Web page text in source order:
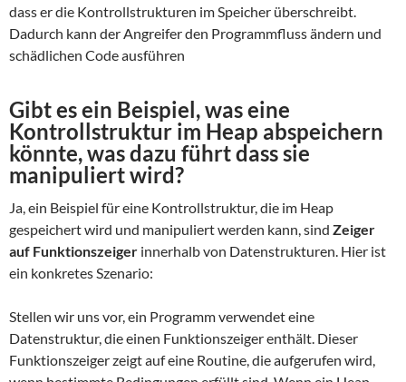
dass er die Kontrollstrukturen im Speicher überschreibt.
Dadurch kann der Angreifer den Programmfluss ändern und
schädlichen Code ausführen
Gibt es ein Beispiel, was eine
Kontrollstruktur im Heap abspeichern
könnte, was dazu führt dass sie
manipuliert wird?
Ja, ein Beispiel für eine Kontrollstruktur, die im Heap
gespeichert wird und manipuliert werden kann, sind Zeiger
auf Funktionszeiger innerhalb von Datenstrukturen. Hier ist
ein konkretes Szenario:
Stellen wir uns vor, ein Programm verwendet eine
Datenstruktur, die einen Funktionszeiger enthält. Dieser
Funktionszeiger zeigt auf eine Routine, die aufgerufen wird,